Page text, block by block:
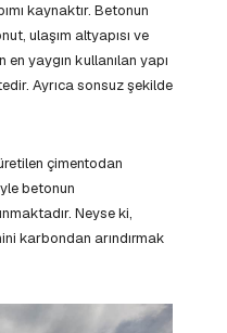
kaynaktır. Betonun
ulaşım altyapısı ve
yaygın kullanılan yapı
Ayrıca sonsuz şekilde
çimentodan
betonun
Neyse ki,
karbondan arındırmak